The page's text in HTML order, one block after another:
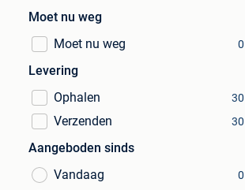
Moet nu weg
Moet nu weg
0
Levering
Ophalen
30
Verzenden 30
Aangeboden sinds
Vandaag
0